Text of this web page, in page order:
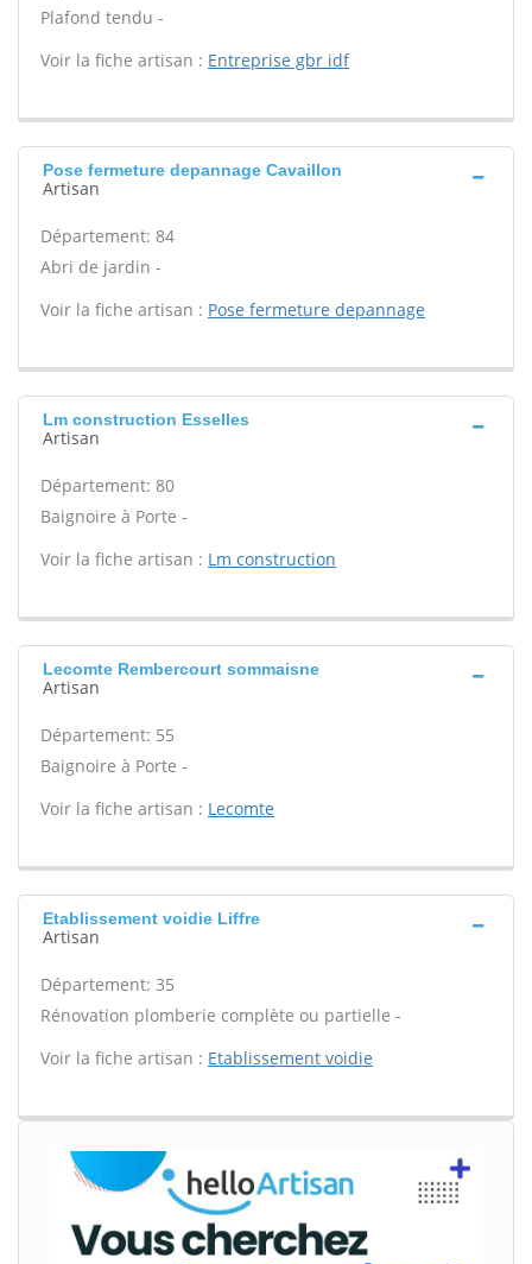
Plafond tendu -
Voir la fiche artisan : Entreprise gbr idf
Pose fermeture depannage Cavaillon
Artisan
Département: 84
Abri de jardin -
Voir la fiche artisan : Pose fermeture depannage
Lm construction Esselles
Artisan
Département: 80
Baignoire à Porte -
Voir la fiche artisan : Lm construction
Lecomte Rembercourt sommaisne
Artisan
Département: 55
Baignoire à Porte -
Voir la fiche artisan : Lecomte
Etablissement voidie Liffre
Artisan
Département: 35
Rénovation plomberie complète ou partielle -
Voir la fiche artisan : Etablissement voidie